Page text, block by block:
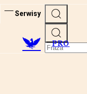
Serwisy
PRO